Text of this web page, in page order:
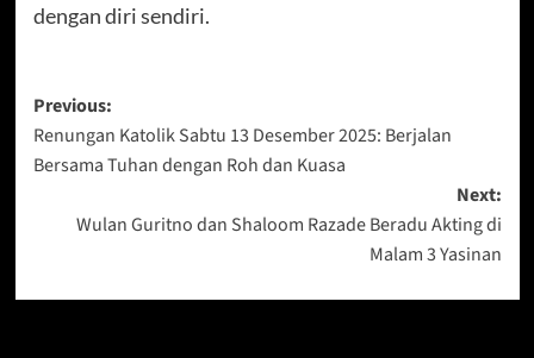
dengan diri sendiri.
Post
navigation
Previous:
Renungan Katolik Sabtu 13 Desember 2025: Berjalan
Bersama Tuhan dengan Roh dan Kuasa
Next:
Wulan Guritno dan Shaloom Razade Beradu Akting di
Malam 3 Yasinan